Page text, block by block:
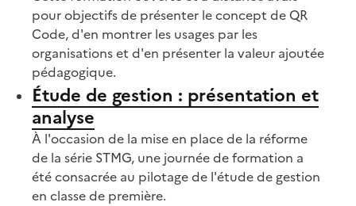
pour objectifs de présenter le concept de QR
Code, d'en montrer les usages par les
organisations et d'en présenter la valeur ajoutée
pédagogique.
Étude de gestion : présentation et
analyse
À l'occasion de la mise en place de la réforme
de la série STMG, une journée de formation a
été consacrée au pilotage de l'étude de gestion
en classe de première.